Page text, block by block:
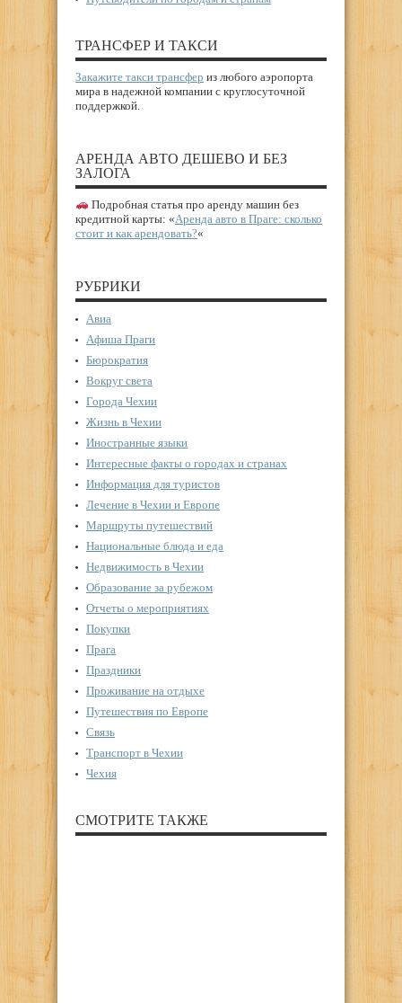
ТРАНСФЕР И ТАКСИ
Закажите такси трансфер из любого аэропорта
мира в надежной компании с круглосуточной
поддержкой.
АРЕНДА АВТО ДЕШЕВО И БЕЗ
ЗАЛОГА
Подробная статья про аренду машин без
кредитной карты: «Аренда авто в Праге: сколько
стоит и как арендовать?«
РУБРИКИ
Авиа
Афиша Праги
Бюрократия
Вокруг света
Города Чехии
Жизнь в Чехии
Иностранные языки
Интересные факты о городах и странах
Информация для туристов
Лечение в Чехии и Европе
Маршруты путешествий
Национальные блюда и еда
Недвижимость в Чехии
Образование за рубежом
Отчеты о мероприятиях
Покупки
Прага
Праздники
Проживание на отдыхе
Путешествия по Европе
Связь
Транспорт в Чехии
Чехия
СМОТРИТЕ ТАКЖЕ